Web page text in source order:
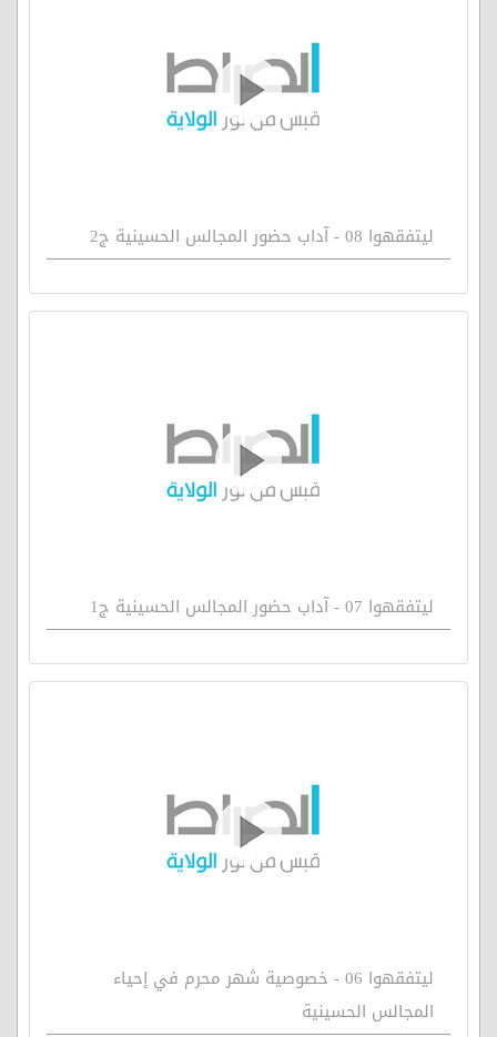
ليتفقهوا 08 - آداب حضور المجالس الحسينية ج2
ليتفقهوا 07 - آداب حضور المجالس الحسينية ج1
ليتفقهوا 06 - خصوصية شهر محرم في إحياء
المجالس الحسينية